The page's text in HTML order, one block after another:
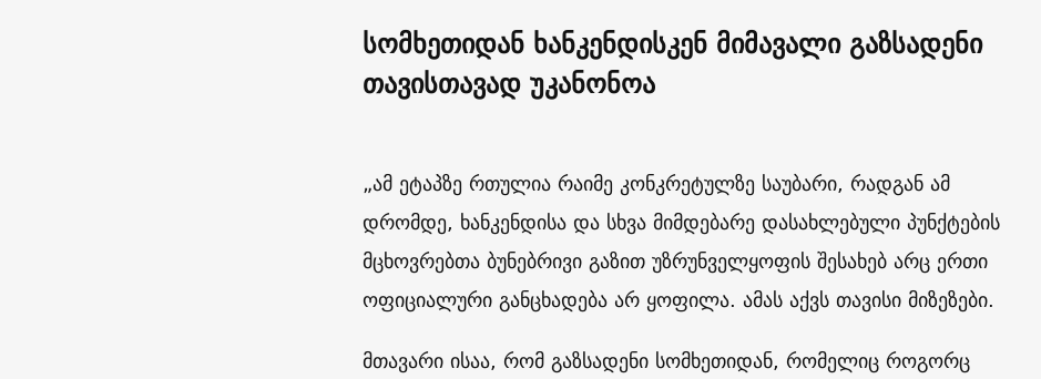
სომხეთიდან ხანკენდისკენ მიმავალი გაზსადენი
თავისთავად უკანონოა
„ამ ეტაპზე რთულია რაიმე კონკრეტულზე საუბარი, რადგან ამ
დრომდე, ხანკენდისა და სხვა მიმდებარე დასახლებული პუნქტების
მცხოვრებთა ბუნებრივი გაზით უზრუნველყოფის შესახებ არც ერთი
ოფიციალური განცხადება არ ყოფილა. ამას აქვს თავისი მიზეზები.
მთავარი ისაა, რომ გაზსადენი სომხეთიდან, რომელიც როგორც